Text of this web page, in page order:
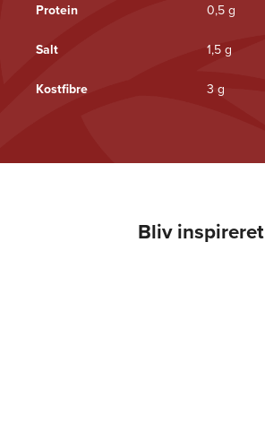
Protein 0,5 g
Salt 1,5 g
Kostfibre 3 g
Bliv inspireret